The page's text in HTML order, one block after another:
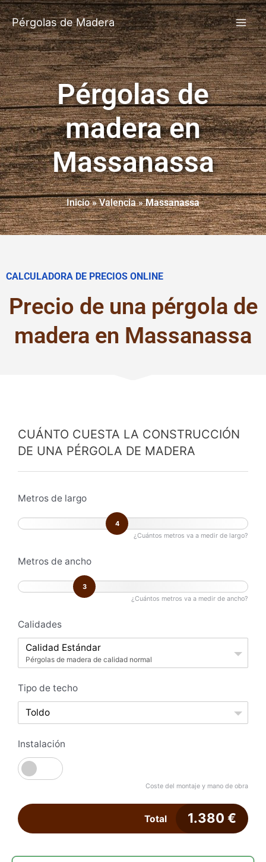
Pérgolas de Madera
Pérgolas de
madera en
Massanassa
Inicio»Valencia»Massanassa
CALCULADORA DE PRECIOS ONLINE
Precio de una pérgola de
madera en Massanassa
CUÁNTO CUESTA LA CONSTRUCCIÓN
DE UNA PÉRGOLA DE MADERA
Metros de largo
4
¿Cuántos metros va a medir de largo?
Metros de ancho
3
¿Cuántos metros va a medir de ancho?
Calidades
Calidad Estándar
Pérgolas de madera de calidad normal
Tipo de techo
Toldo
Instalación
Coste del montaje y mano de obra
Total 1.380 €